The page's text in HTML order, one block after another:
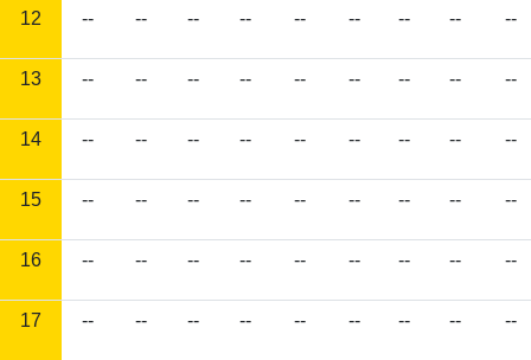
12 -- -- -- -- -- -- -- -- --
13 -- -- -- -- -- -- -- -- --
14 -- -- -- -- -- -- -- -- --
15 -- -- -- -- -- -- -- -- --
16 -- -- -- -- -- -- -- -- --
17 -- -- -- -- -- -- -- -- --